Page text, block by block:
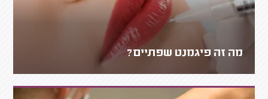
מה זה פיגמנט שפתיים?